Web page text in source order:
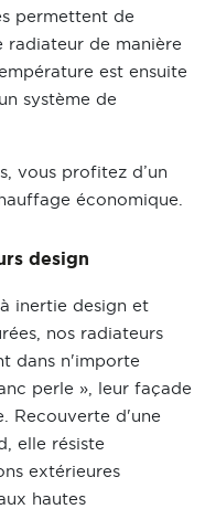
permettent de
radiateur de manière
est ensuite
système de
vous profitez d’un
économique.
design
inertie design et
nos radiateurs
dans n'importe
perle », leur façade
Recouverte d'une
elle résiste
extérieures
hautes